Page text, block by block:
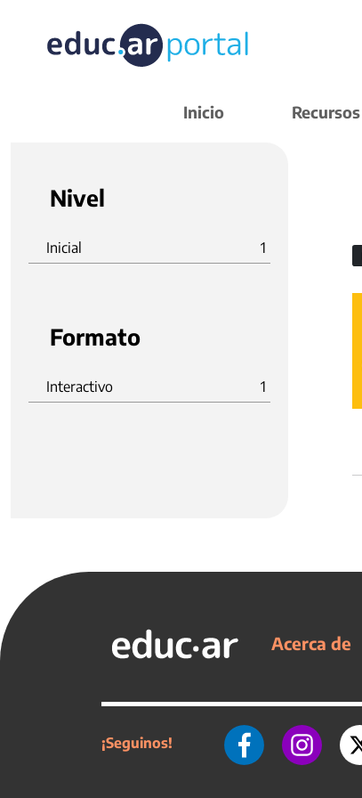
Inicio Recursos
Nivel
Inicial 1
Formato
Interactivo 1
Acerca de
¡Seguinos!